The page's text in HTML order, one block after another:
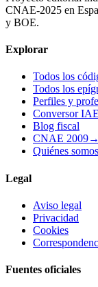
CNAE-2025 en
y BOE.
Explorar
Todos los
Todos los
Perfiles y
Conversor
Blog fiscal
CNAE
Quiénes somos
Legal
Aviso legal
Privacidad
Cookies
Fuentes oficiales